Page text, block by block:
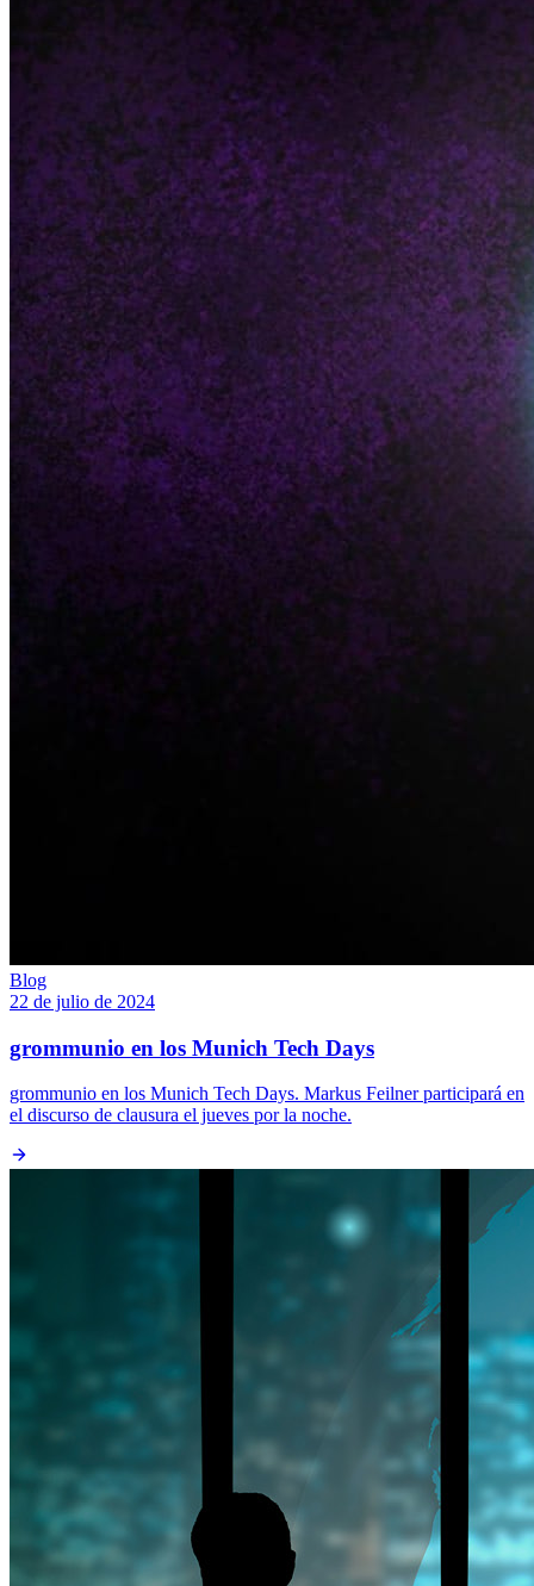
Blog
22 de julio de 2024
grommunio en los Munich Tech Days
grommunio en los Munich Tech Days. Markus Feilner participará en
el discurso de clausura el jueves por la noche.